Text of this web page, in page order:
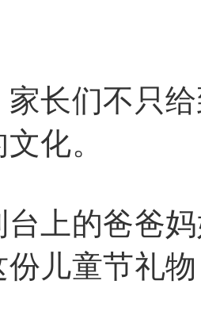
长们不只
文化。
上的爸爸
儿童节礼